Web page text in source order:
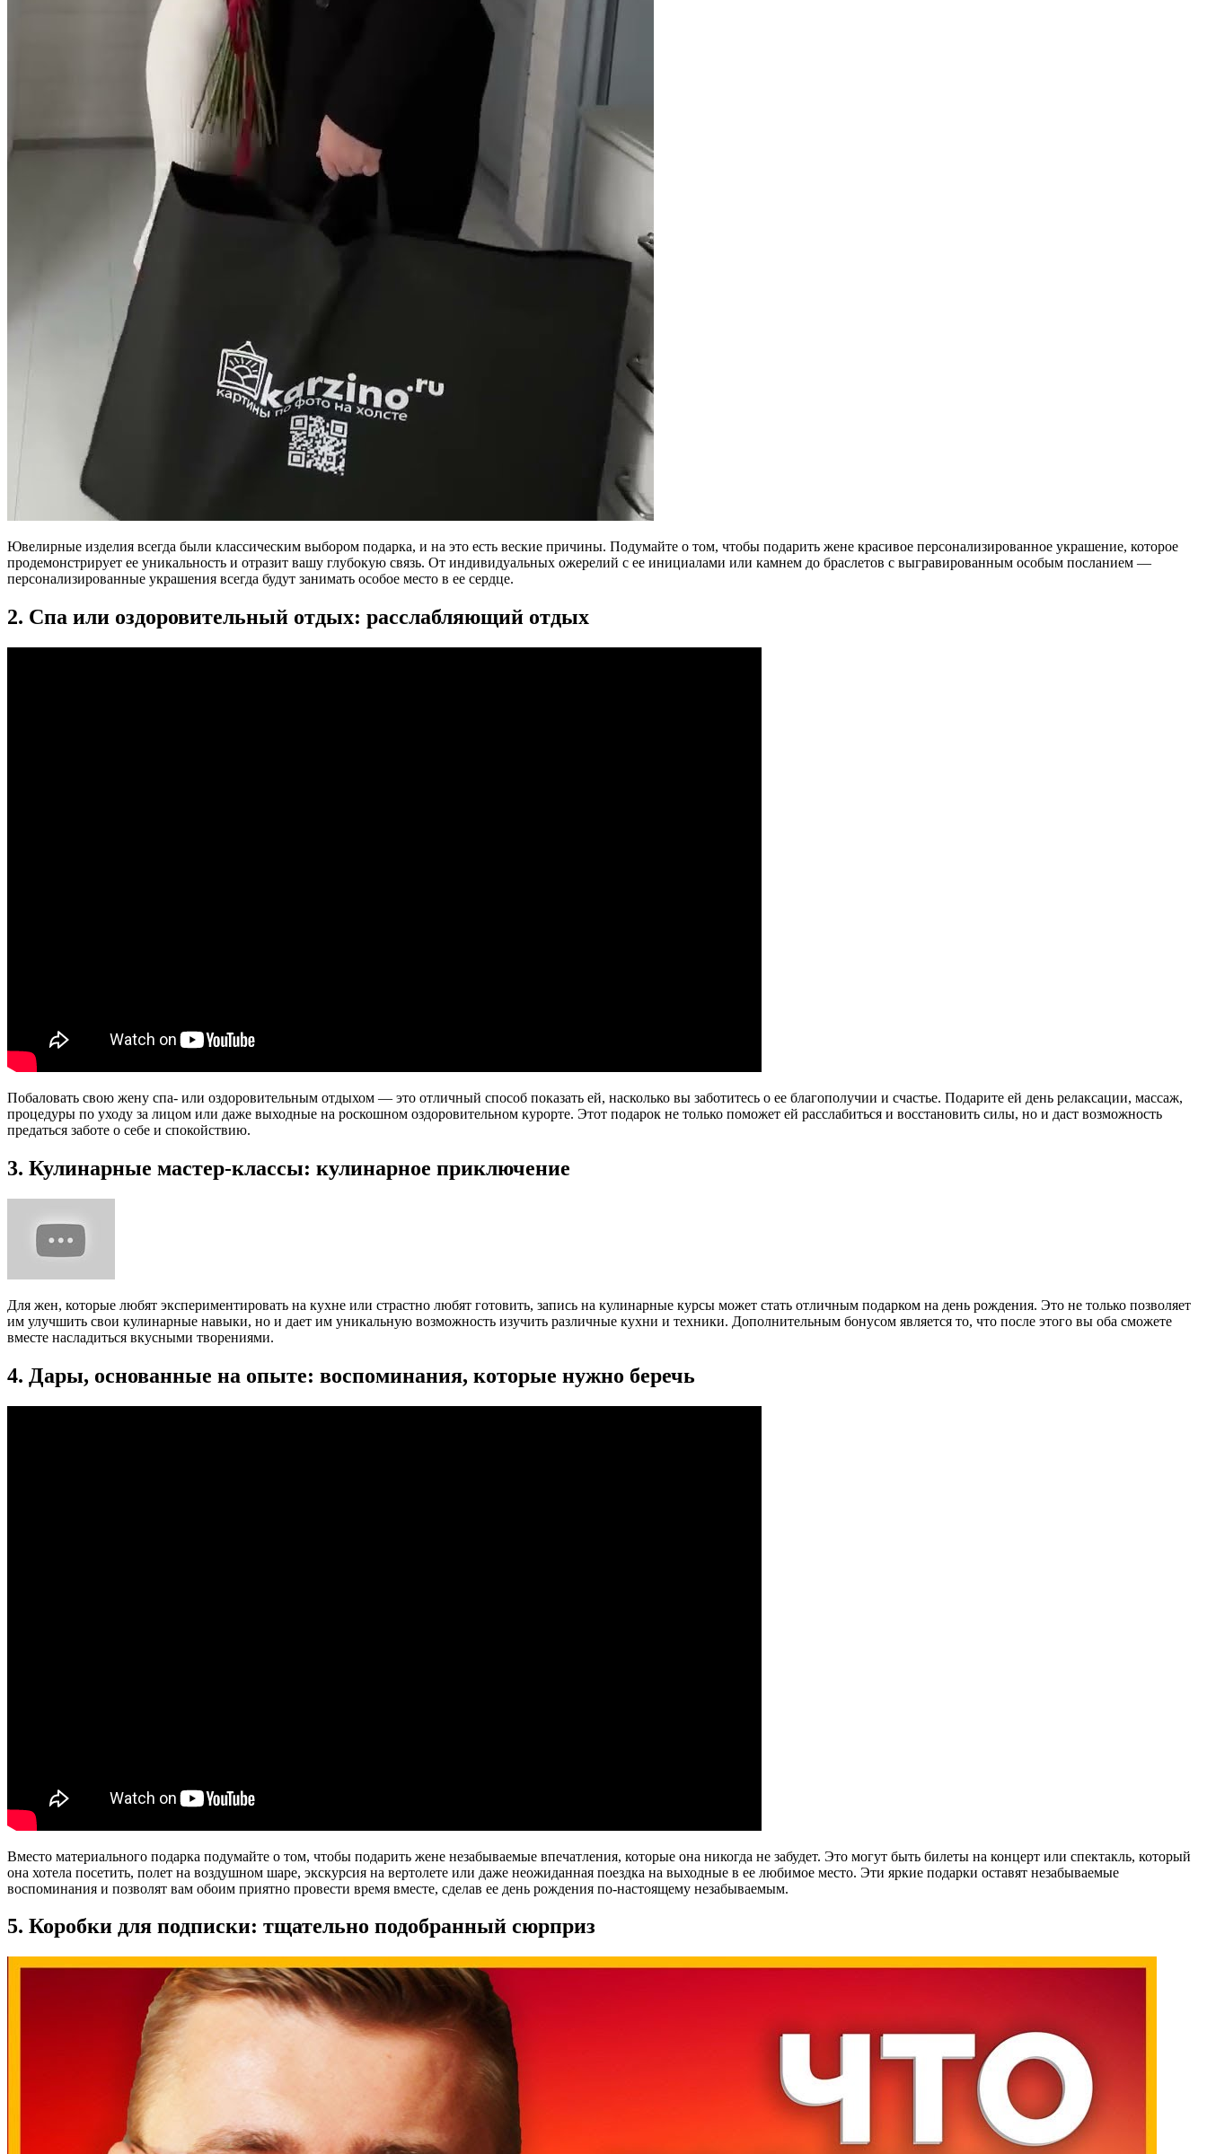
Ювелирные изделия всегда были классическим выбором подарка, и на это есть веские причины. Подумайте о том, чтобы подарить жене красивое персонализированное украшение, которое
продемонстрирует ее уникальность и отразит вашу глубокую связь. От индивидуальных ожерелий с ее инициалами или камнем до браслетов с выгравированным особым посланием —
персонализированные украшения всегда будут занимать особое место в ее сердце.
2. Спа или оздоровительный отдых: расслабляющий отдых
Побаловать свою жену спа- или оздоровительным отдыхом — это отличный способ показать ей, насколько вы заботитесь о ее благополучии и счастье. Подарите ей день релаксации, массаж,
процедуры по уходу за лицом или даже выходные на роскошном оздоровительном курорте. Этот подарок не только поможет ей расслабиться и восстановить силы, но и даст возможность
предаться заботе о себе и спокойствию.
3. Кулинарные мастер-классы: кулинарное приключение
Для жен, которые любят экспериментировать на кухне или страстно любят готовить, запись на кулинарные курсы может стать отличным подарком на день рождения. Это не только позволяет
им улучшить свои кулинарные навыки, но и дает им уникальную возможность изучить различные кухни и техники. Дополнительным бонусом является то, что после этого вы оба сможете
вместе насладиться вкусными творениями.
4. Дары, основанные на опыте: воспоминания, которые нужно беречь
Вместо материального подарка подумайте о том, чтобы подарить жене незабываемые впечатления, которые она никогда не забудет. Это могут быть билеты на концерт или спектакль, который
она хотела посетить, полет на воздушном шаре, экскурсия на вертолете или даже неожиданная поездка на выходные в ее любимое место. Эти яркие подарки оставят незабываемые
воспоминания и позволят вам обоим приятно провести время вместе, сделав ее день рождения по-настоящему незабываемым.
5. Коробки для подписки: тщательно подобранный сюрприз